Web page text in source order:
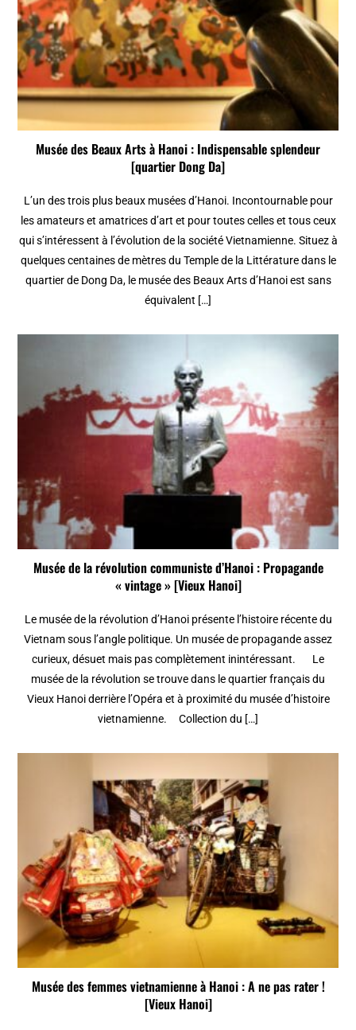
Musée des Beaux Arts à Hanoi : Indispensable splendeur
[quartier Dong Da]
L’un des trois plus beaux musées d’Hanoi. Incontournable pour
les amateurs et amatrices d’art et pour toutes celles et tous ceux
qui s’intéressent à l’évolution de la société Vietnamienne. Situez à
quelques centaines de mètres du Temple de la Littérature dans le
quartier de Dong Da, le musée des Beaux Arts d’Hanoi est sans
équivalent […]
Musée de la révolution communiste d’Hanoi : Propagande
« vintage » [Vieux Hanoi]
Le musée de la révolution d’Hanoi présente l’histoire récente du
Vietnam sous l’angle politique. Un musée de propagande assez
curieux, désuet mais pas complètement inintéressant. Le
musée de la révolution se trouve dans le quartier français du
Vieux Hanoi derrière l’Opéra et à proximité du musée d’histoire
vietnamienne. Collection du […]
Musée des femmes vietnamienne à Hanoi : A ne pas rater !
[Vieux Hanoi]